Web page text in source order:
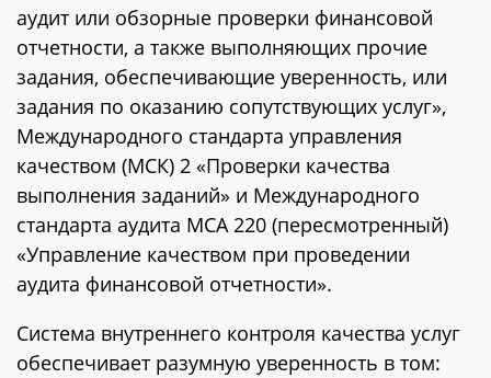
аудит или обзорные проверки финансовой
отчетности, а также выполняющих прочие
задания, обеспечивающие уверенность, или
задания по оказанию сопутствующих услуг»,
Международного стандарта управления
качеством (МСК) 2 «Проверки качества
выполнения заданий» и Международного
стандарта аудита МСА 220 (пересмотренный)
«Управление качеством при проведении
аудита финансовой отчетности».
Система внутреннего контроля качества услуг
обеспечивает разумную уверенность в том: